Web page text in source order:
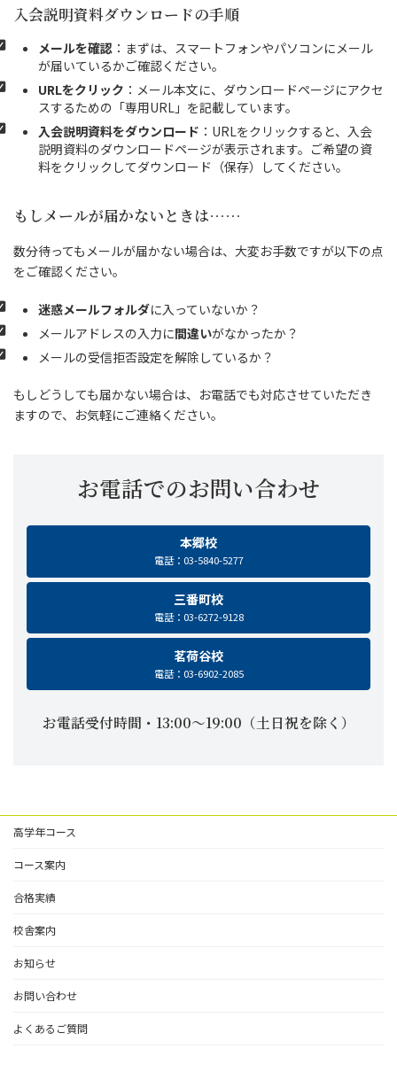
入会説明資料ダウンロードの手順
メールを確認 ：まずは、スマートフォンやパソコンにメール
が届いているかご確認ください。
URLをクリック ：メール本文に、ダウンロードページにアクセ
スするための「専用URL」を記載しています。
入会説明資料をダウンロード ：URLをクリックすると、入会
説明資料のダウンロードページが表示されます。ご希望の資
料をクリックしてダウンロード（保存）してください。
もしメールが届かないときは……
数分待ってもメールが届かない場合は、大変お手数ですが以下の点
をご確認ください。
迷惑メールフォルダに入っていないか？
メールアドレスの入力に間違いがなかったか？
メールの受信拒否設定を解除しているか？
もしどうしても届かない場合は、お電話でも対応させていただき
ますので、お気軽にご連絡ください。
お電話でのお問い合わせ
本郷校
電話：03-5840-5277
三番町校
電話：03-6272-9128
茗荷谷校
電話：03-6902-2085
お電話受付時間・13:00〜19:00（土日祝を除く）
高学年コース
コース案内
合格実績
校舎案内
お知らせ
お問い合わせ
よくあるご質問